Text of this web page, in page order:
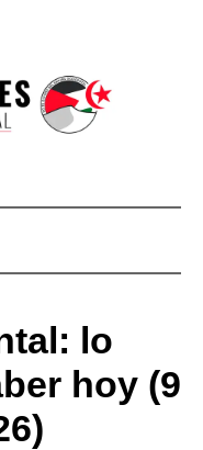
lo
hoy (9